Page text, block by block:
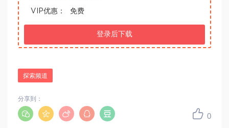
VIP优惠： 免费
登录后下载
探索频道
0
分享到：